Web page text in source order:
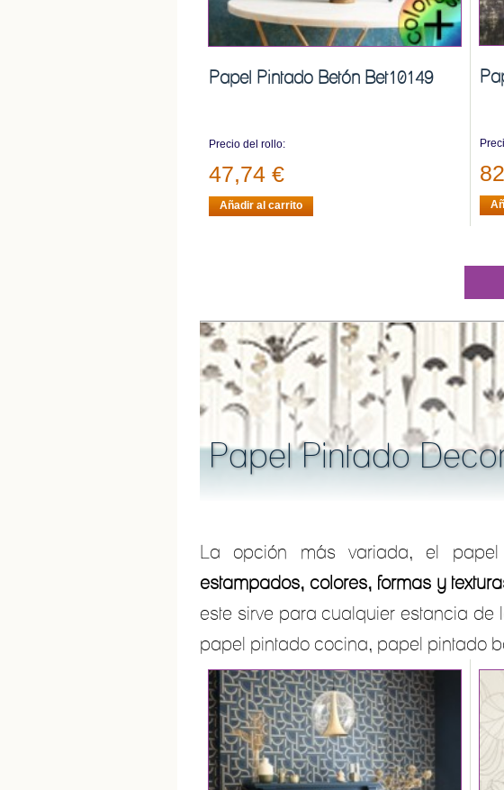
Papel Pintado Betón Bet10149
Precio del rollo:
47,74 €
Añadir al carrito
Papel Pintado
La opción más variada, el papel
estampados, colores, formas y
este sirve para cualquier estancia
papel pintado cocina, papel pintado